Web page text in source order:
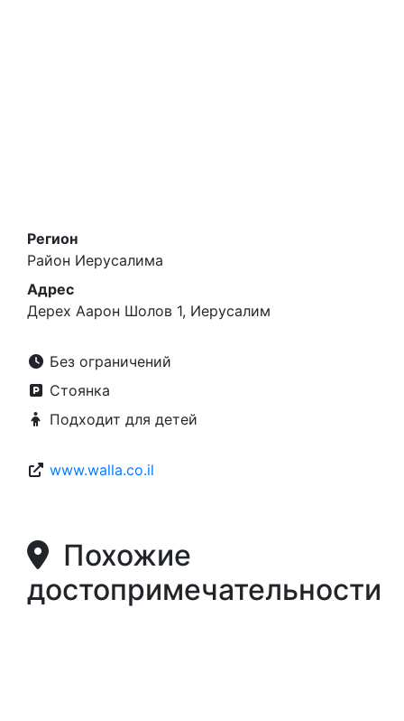
Регион
Район Иерусалима
Адрес
Дерех Аарон Шолов 1, Иерусалим
Без ограничений
Стоянка
Подходит для детей
www.walla.co.il
Похожие
достопримечательности